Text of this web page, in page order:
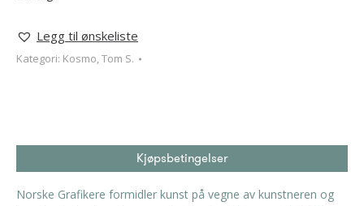
Legg til ønskeliste
Kategori: Kosmo, Tom S.
Kjøpsbetingelser
Norske Grafikere formidler kunst på vegne av kunstneren og